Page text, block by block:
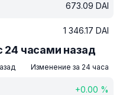
673.09 DAI
1 346.17 DAI
24 часами назад
Изменение за 24 часа
+0.00 %